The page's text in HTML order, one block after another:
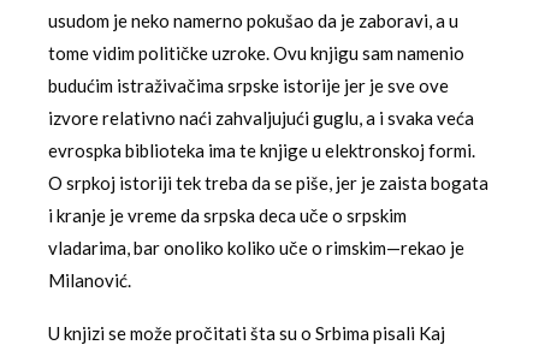
usudom je neko namerno pokušao da je zaboravi, a u
tome vidim političke uzroke. Ovu knjigu sam namenio
budućim istraživačima srpske istorije jer je sve ove
izvore relativno naći zahvaljujući guglu, a i svaka veća
evrospka biblioteka ima te knjige u elektronskoj formi.
O srpkoj istoriji tek treba da se piše, jer je zaista bogata
i kranje je vreme da srpska deca uče o srpskim
vladarima, bar onoliko koliko uče o rimskim—rekao je
Milanović.
U knjizi se može pročitati šta su o Srbima pisali Kaj